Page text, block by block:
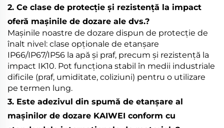
2. Ce clase de protecție și rezistență la impact
oferă mașinile de dozare ale dvs.?
Mașinile noastre de dozare dispun de protecție de
înalt nivel: clase opționale de etanșare
IP66/IP67/IP56 la apă și praf, precum și rezistență la
impact IK10. Pot funcționa stabil în medii industriale
dificile (praf, umiditate, coliziuni) pentru o utilizare
pe termen lung.
3. Este adezivul din spumă de etanșare al
mașinilor de dozare KAIWEI conform cu